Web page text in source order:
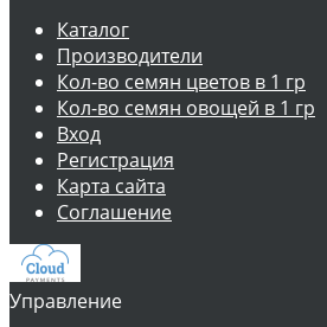
Каталог
Производители
Кол-во семян цветов в 1 гр
Кол-во семян овощей в 1 гр
Вход
Регистрация
Карта сайта
Соглашение
Управление